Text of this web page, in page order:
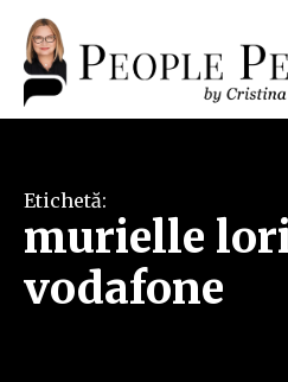
Etichetă:
murielle
vodafone